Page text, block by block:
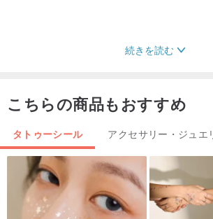
続きを読む
こちらの商品もおすすめ
タトゥーシール アクセサリー・ジュエ